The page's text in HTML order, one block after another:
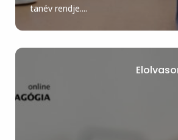
tanév rendje....